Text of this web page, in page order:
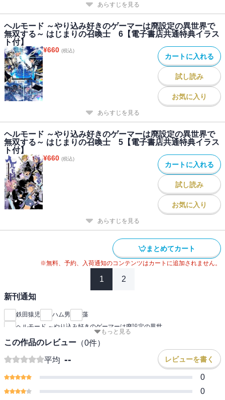
あらすじを見る
ヘルモード ～やり込み好きのゲーマーは廃設定の異世界で
無双する～ はじまりの召喚士 6【電子書店共通特典イラス
ト付】
¥660 (税込)
カートに入れる
試し読み
お気に入り
あらすじを見る
ヘルモード ～やり込み好きのゲーマーは廃設定の異世界で
無双する～ はじまりの召喚士 5【電子書店共通特典イラス
ト付】
¥660 (税込)
カートに入れる
試し読み
お気に入り
あらすじを見る
まとめてカート
※無料、予約、入荷通知のコンテンツはカートに追加されません。
1 2
新刊通知
鉄田猿児 ハム男
藻
ヘルモード ～やり込み好きのゲーマーは廃設定の異世
もっと見る
この作品のレビュー （0件）
平均 -- レビューを書く
0
0